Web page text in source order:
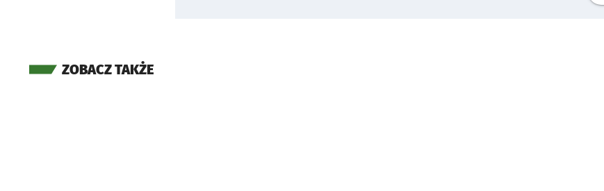
ZOBACZ TAKŻE